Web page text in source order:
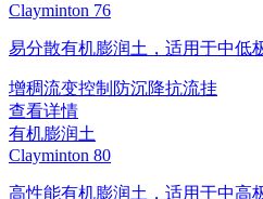
Clayminton 76
易分散有机膨润土，适用于中低
增稠流变控制 防沉降抗流挂
查看详情
有机膨润土
Clayminton 80
高性能有机膨润土，适用于中高